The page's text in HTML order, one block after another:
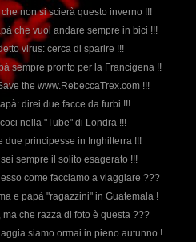
che non si scierà questo inverno !!!
che vuol andare sempre in bici !!!
virus: cerca di sparire !!!
sempre pronto per la Francigena !!
the www.RebeccaTrex.com !!!
direi due facce da furbi !!!
nella "Tube" di Londra !!!
due principesse in Inghilterra !!!
sempre il solito esagerato !!!
come facciamo a viaggiare ???
e papà "ragazzini" in Guatemala !
ma che razza di foto è questa ???
siamo ormai in pieno autunno !